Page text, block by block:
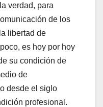
verdad, para
de los
libertad de
es hoy por hoy
su condición de
de
desde el siglo
profesional.